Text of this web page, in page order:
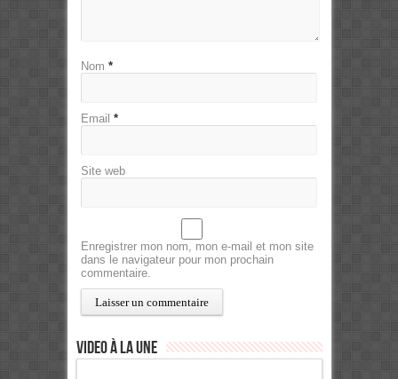
Nom *
Email *
Site web
Enregistrer mon nom, mon e-mail et mon site
dans le navigateur pour mon prochain
commentaire.
Video à la Une